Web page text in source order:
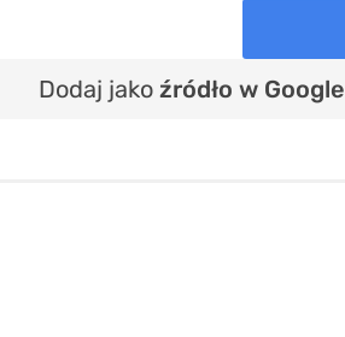
Dodaj jako źródło w Google